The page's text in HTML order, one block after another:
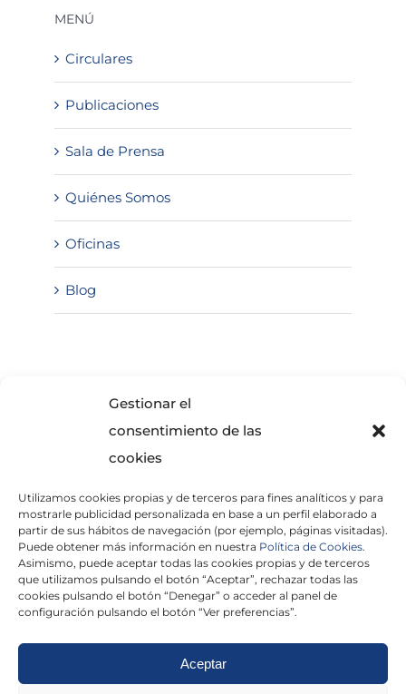
Gestionar el
consentimiento de las
cookies
Utilizamos cookies propias y de terceros para fines analíticos y para
mostrarle publicidad personalizada en base a un perfil elaborado a
partir de sus hábitos de navegación (por ejemplo, páginas visitadas).
Puede obtener más información en nuestra Política de Cookies.
Asimismo, puede aceptar todas las cookies propias y de terceros
que utilizamos pulsando el botón “Aceptar”, rechazar todas las
cookies pulsando el botón “Denegar” o acceder al panel de
configuración pulsando el botón “Ver preferencias”.
Aceptar
MENÚ
Circulares
Publicaciones
Sala de Prensa
Quiénes Somos
Oficinas
Blog
He leído y acepto laPolítica de Privacidad